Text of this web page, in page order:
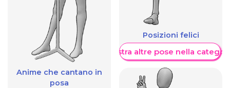
Anime che cantano in
posa
Posizioni felici
Mostra altre pose nella